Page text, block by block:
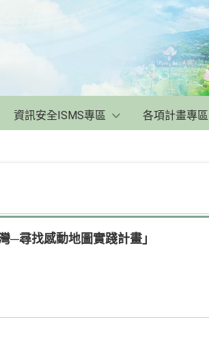
資訊安全ISMS專區 各項計畫專區
─尋找感動地圖實踐計畫」